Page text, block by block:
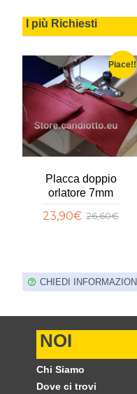
I più Richiesti
Piace!!
Placca doppio
orlatore 7mm
23,90€ 26,60€
CHIEDI INFORMAZIONI
NOI
Chi Siamo
Dove ci trovi